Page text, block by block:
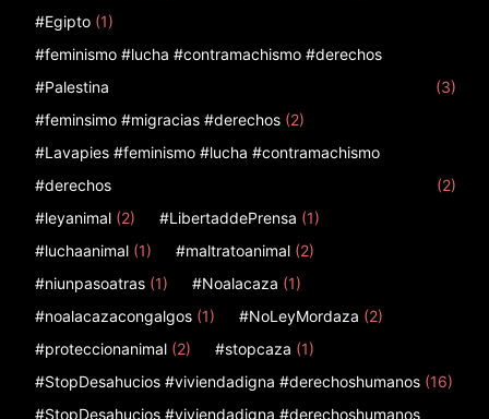
#Egipto (1)
#feminismo #lucha #contramachismo #derechos
#Palestina
(3)
#feminsimo #migracias #derechos (2)
#Lavapies #feminismo #lucha #contramachismo
#derechos
(2)
#leyanimal (2) #LibertaddePrensa (1)
#luchaanimal (1) #maltratoanimal (2)
#niunpasoatras (1) #Noalacaza (1)
#noalacazacongalgos (1) #NoLeyMordaza (2)
#proteccionanimal (2) #stopcaza (1)
#StopDesahucios #viviendadigna #derechoshumanos (16)
#StopDesahucios #viviendadigna #derechoshumanos